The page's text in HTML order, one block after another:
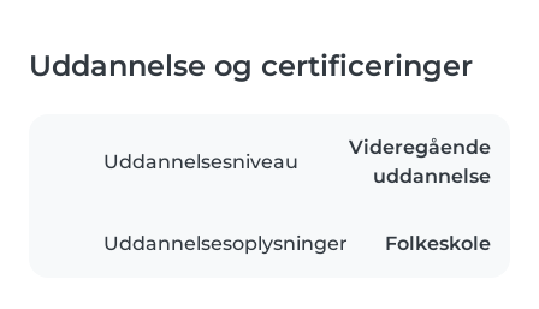
Uddannelse og certificeringer
Uddannelsesniveau
Videregående
uddannelse
Uddannelsesoplysninger Folkeskole